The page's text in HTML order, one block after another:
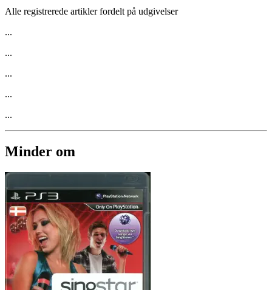
Alle registrerede artikler fordelt på udgivelser
...
...
...
...
...
Minder om